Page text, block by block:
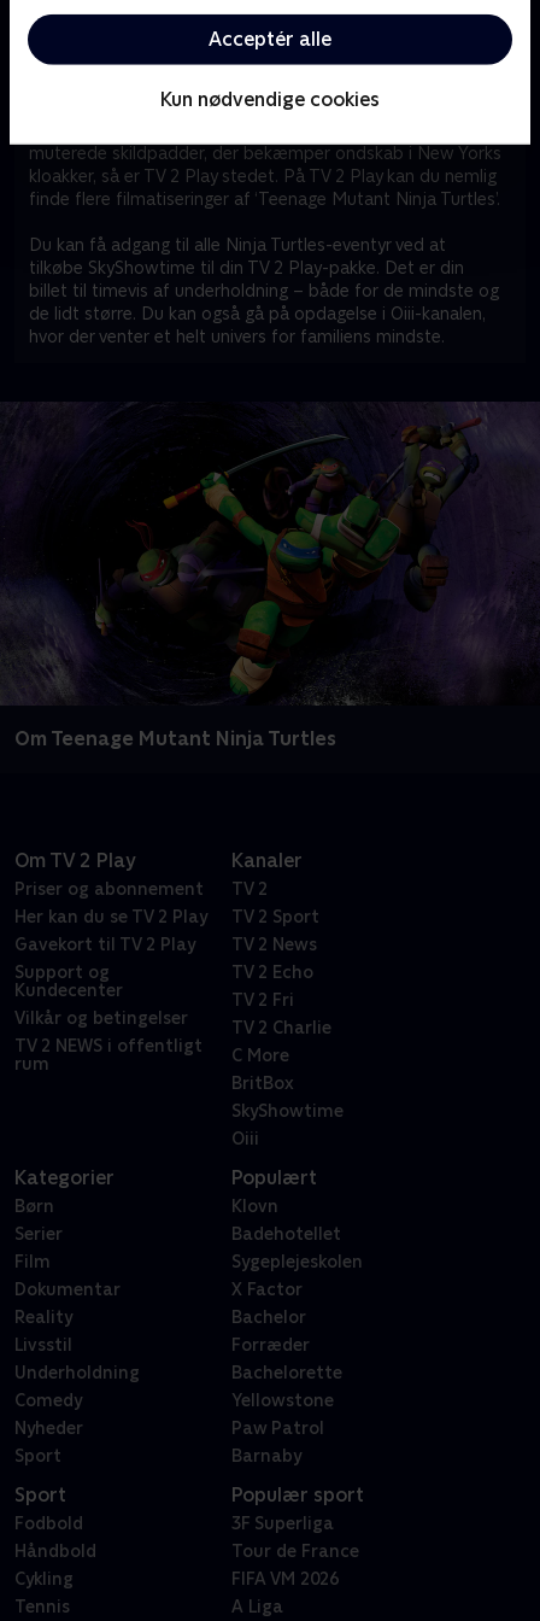
Acceptér alle
Kun nødvendige cookies
verden – som Universal Pictures, Paramount Pictures,
Nickelodeon og DreamWorks.
muterede skildpadder, der bekæmper ondskab i New Yorks
kloakker, så er TV 2 Play stedet. På TV 2 Play kan du nemlig
finde flere filmatiseringer af ‘Teenage Mutant Ninja Turtles’.
Du kan få adgang til alle Ninja Turtles-eventyr ved at
tilkøbe SkyShowtime til din TV 2 Play-pakke. Det er din
billet til timevis af underholdning – både for de mindste og
de lidt større. Du kan også gå på opdagelse i Oiii-kanalen,
hvor der venter et helt univers for familiens mindste.
Om Teenage Mutant Ninja Turtles
Om TV 2 Play
Priser og abonnement
Her kan du se TV 2 Play
Gavekort til TV 2 Play
Support og
Kundecenter
Vilkår og betingelser
TV 2 NEWS i offentligt
rum
Kanaler
TV 2
TV 2 Sport
TV 2 News
TV 2 Echo
TV 2 Fri
TV 2 Charlie
C More
BritBox
SkyShowtime
Oiii
Kategorier
Børn
Serier
Film
Dokumentar
Reality
Livsstil
Underholdning
Comedy
Nyheder
Sport
Populært
Klovn
Badehotellet
Sygeplejeskolen
X Factor
Bachelor
Forræder
Bachelorette
Yellowstone
Paw Patrol
Barnaby
Sport
Fodbold
Håndbold
Cykling
Tennis
Populær sport
3F Superliga
Tour de France
FIFA VM 2026
A Liga